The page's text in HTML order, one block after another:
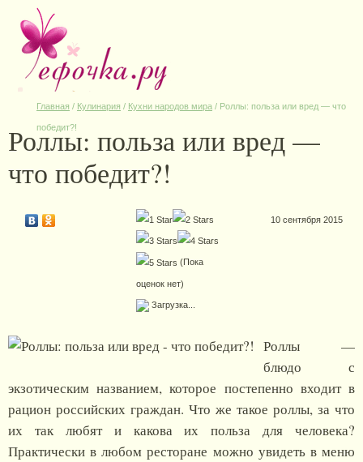
Главная / Кулинария / Кухни народов мира / Роллы: польза или вред — что
победит?!
Роллы: польза или вред —
что победит?!
(Пока
оценок нет)
Загрузка...
10 сентября 2015
Роллы —
блюдо с
экзотическим названием, которое постепенно входит в
рацион российских граждан. Что же такое роллы, за что
их так любят и какова их польза для человека?
Практически в любом ресторане можно увидеть в меню